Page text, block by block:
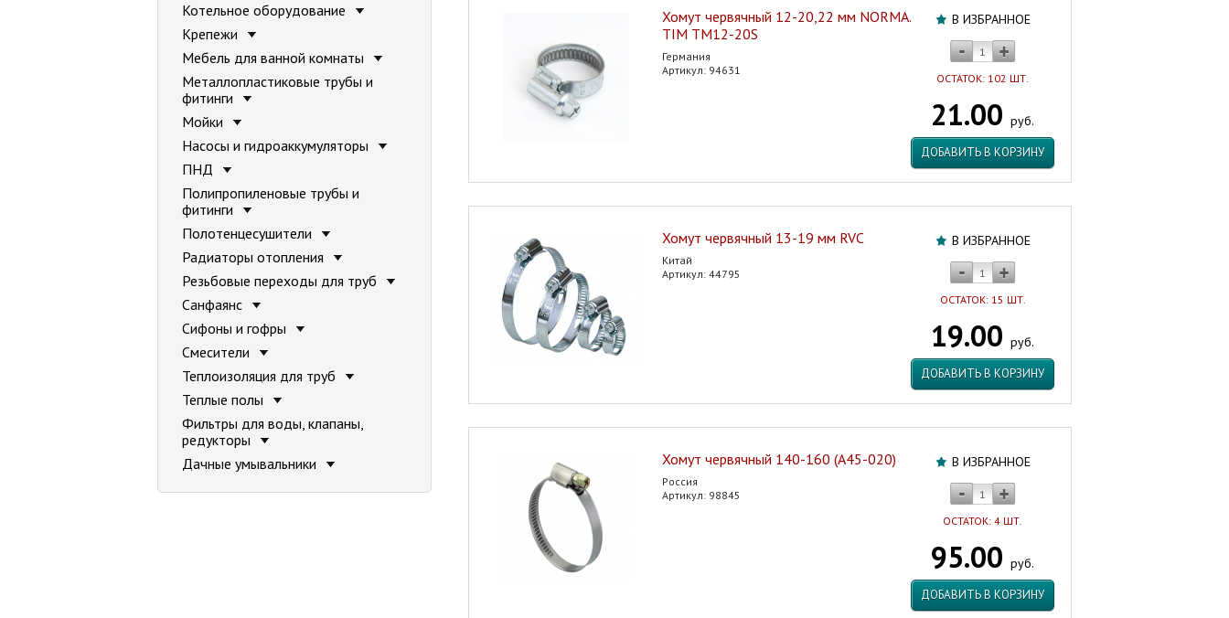
В ИЗБРАННОЕ
ОСТАТОК: 102 ШТ.
21.00 руб.
ДОБАВИТЬ В КОРЗИНУ
Хомут червячный 12-20,22 мм NORMA.
TIM TM12-20S
Германия
Артикул: 94631
В ИЗБРАННОЕ
ОСТАТОК: 15 ШТ.
19.00 руб.
ДОБАВИТЬ В КОРЗИНУ
Хомут червячный 13-19 мм RVC
Китай
Артикул: 44795
В ИЗБРАННОЕ
ОСТАТОК: 4 ШТ.
95.00 руб.
ДОБАВИТЬ В КОРЗИНУ
Хомут червячный 140-160 (А45-020)
Россия
Артикул: 98845
Котельное оборудование
Крепежи
Мебель для ванной комнаты
Металлопластиковые трубы и
фитинги
Мойки
Насосы и гидроаккумуляторы
ПНД
Полипропиленовые трубы и
фитинги
Полотенцесушители
Радиаторы отопления
Резьбовые переходы для труб
Санфаянс
Сифоны и гофры
Смесители
Теплоизоляция для труб
Теплые полы
Фильтры для воды, клапаны,
редукторы
Дачные умывальники